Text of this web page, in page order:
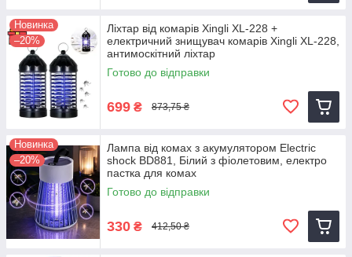
Новинка
–20%
Ліхтар від комарів Xingli XL-228 +
електричний знищувач комарів Xingli XL-228,
антимоскітний ліхтар
Готово до відправки
699 ₴ 873,75 ₴
Новинка
–20%
Лампа від комах з акумулятором Electric
shock BD881, Білий з фіолетовим, електро
пастка для комах
Готово до відправки
330 ₴ 412,50 ₴